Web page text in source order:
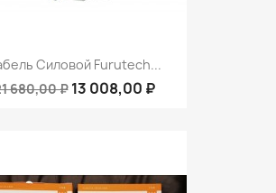
Силовой Furutech...
680,00 ₽ 13 008,00 ₽